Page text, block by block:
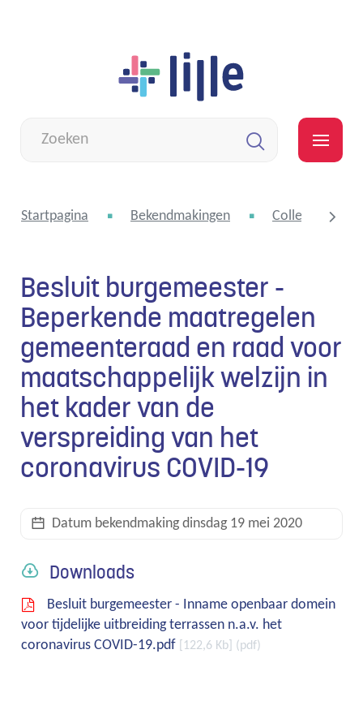
inhoud
zoek
naar
Startpagina Bekendmakingen College van
Besluit burgemeester -
Beperkende maatregelen
gemeenteraad en raad voor
maatschappelijk welzijn in
het kader van de
verspreiding van het
coronavirus COVID-19
Datum bekendmakingdinsdag 19 mei 2020
Downloads
Besluit burgemeester - Inname openbaar domein
voor tijdelijke uitbreiding terrassen n.a.v. het
coronavirus COVID-19.pdf
122,6 Kb pdf